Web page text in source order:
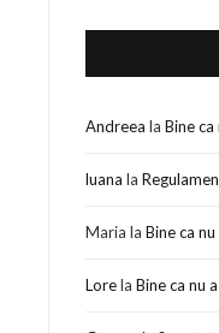
Andreea laBine
luana la
Maria laBine ca
LorelaBine ca nu